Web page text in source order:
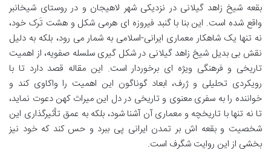
بقعه شیخ زاهد گیلانی در نزدیکی شهر لاهیجان و در روستای شیخانبر
واقع شده است. این بنا با گنبد فیروزه ای هرمی شکل و هشت تَرک خود،
نه تنها یک شاهکار معماری ایرانی-اسلامی به شمار می رود، بلکه به دلیل
نقش بی بدیل شیخ زاهد گیلانی در شکل گیری سلسله صفویه، از اهمیت
تاریخی و فرهنگی ویژه ای برخوردار است. این مقاله قصد دارد تا با
رویکردی تحلیلی و ژرف، ابعاد گوناگون این اهمیت را واکاوی کند و
خواننده را به سفری معنوی و تاریخی در دل این میراث کهن دعوت نماید،
تا نه تنها با تاریخچه و معماری آن آشنا شود، بلکه به عمق تأثیرگذاری این
شخصیت و بقعه اش بر تمدن ایرانی پی ببرد و حس کند که خود نیز
بخشی از این روایت شگرف است.